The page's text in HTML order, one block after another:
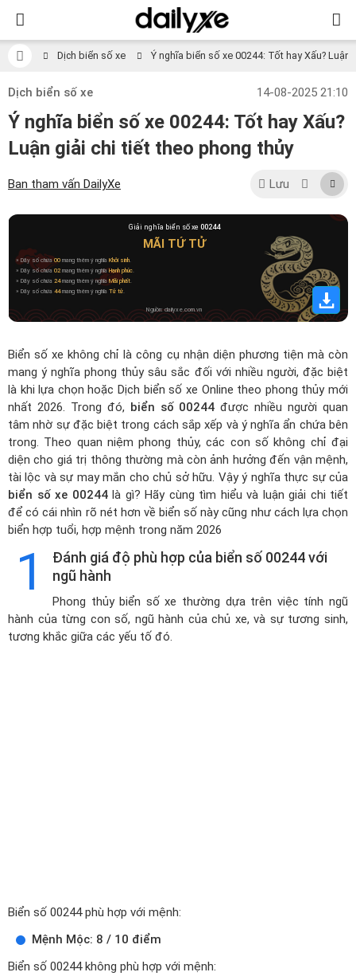
Dịch biển số xe Ý nghĩa biển số xe 00244: Tốt hay Xấu?
Dịch biển số xe 14-08-2025 21:10
Ý nghĩa biển số xe 00244: Tốt hay Xấu?
Luận giải chi tiết theo phong thủy
Ban tham vấn DailyXe Lưu
Giải nghĩa biển số xe 00244
MÃI TỨ TỬ
» Dãy số chứa00 mang thêm ý nghĩa Khởi sinh.
» Dãy số chứa 02 mang thêm ý nghĩaHạnh phúc.
» Dãy số chứa 24mang thêm ý nghĩaMãi phất.
» Dãy số chứa 44mang thêm ý nghĩa Tứ tử.
Nguồn: dailyxe.com.vn
Biển số xe không chỉ là công cụ nhận diện phương tiện mà còn
mang ý nghĩa phong thủy sâu sắc đối với nhiều người, đặc biệt
là khi lựa chọn hoặcDịch biển số xe Online theo phong thủy mới
nhất 2026. Trong đó, biển số 00244 được nhiều người quan
tâm nhờ sự đặc biệt trong cách sắp xếp và ý nghĩa ẩn chứa bên
trong. Theo quan niệm phong thủy, các con số không chỉ đại
diện cho giá trị thông thường mà còn ảnh hưởng đến vận mệnh,
tài lộc và sự may mắn cho chủ sở hữu. Vậy ý nghĩa thực sự của
biển số xe 00244là gì? Hãy cùng tìm hiểu và luận giải chi tiết
để có cái nhìn rõ nét hơn về biển số này cũng như cách lựa chọn
biển hợp tuổi, hợp mệnh trong năm 2026
1
Đánh giá độ phù hợp của biển số 00244 với
ngũ hành
Phong thủy biển số xe thường dựa trên việc tính ngũ
hành của từng con số, ngũ hành của chủ xe, và sự tương sinh,
tương khắc giữa các yếu tố đó.
Biển số 00244 phù hợp với mệnh:
Mệnh Mộc: 8 / 10 điểm
Biển số 00244 không phù hợp với mệnh: